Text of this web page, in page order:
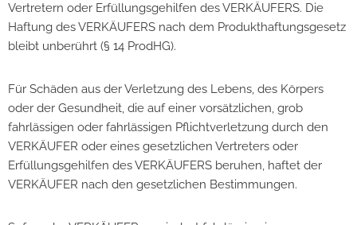
Vertretern oder Erfüllungsgehilfen des VERKÄUFERS. Die
Haftung des VERKÄUFERS nach dem Produkthaftungsgesetz
bleibt unberührt (§ 14 ProdHG).
Für Schäden aus der Verletzung des Lebens, des Körpers
oder der Gesundheit, die auf einer vorsätzlichen, grob
fahrlässigen oder fahrlässigen Pflichtverletzung durch den
VERKÄUFER oder eines gesetzlichen Vertreters oder
Erfüllungsgehilfen des VERKÄUFERS beruhen, haftet der
VERKÄUFER nach den gesetzlichen Bestimmungen.